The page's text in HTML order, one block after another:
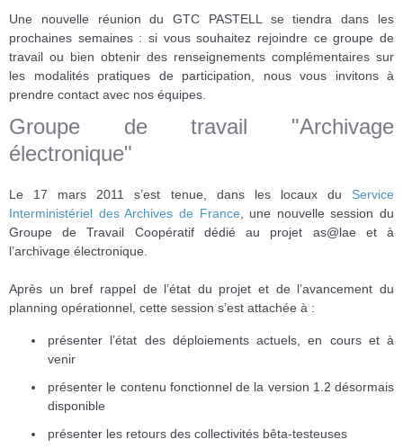
Une nouvelle réunion du GTC PASTELL se tiendra dans les
prochaines semaines : si vous souhaitez rejoindre ce groupe de
travail ou bien obtenir des renseignements complémentaires sur
les modalités pratiques de participation, nous vous invitons à
prendre contact avec nos équipes.
Groupe de travail "Archivage
électronique"
Le 17 mars 2011 s’est tenue, dans les locaux du Service
Interministériel des Archives de France , une nouvelle session du
Groupe de Travail Coopératif dédié au projet as@lae et à
l’archivage électronique.
Après un bref rappel de l’état du projet et de l’avancement du
planning opérationnel, cette session s’est attachée à :
présenter l’état des déploiements actuels, en cours et à
venir
présenter le contenu fonctionnel de la version 1.2 désormais
disponible
présenter les retours des collectivités bêta-testeuses